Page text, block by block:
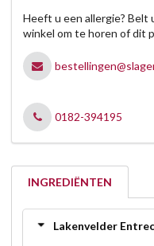
Heeft u een allergie? Belt
winkel om te horen of dit
0182-394195
INGREDIËNTEN
Lakenvelder